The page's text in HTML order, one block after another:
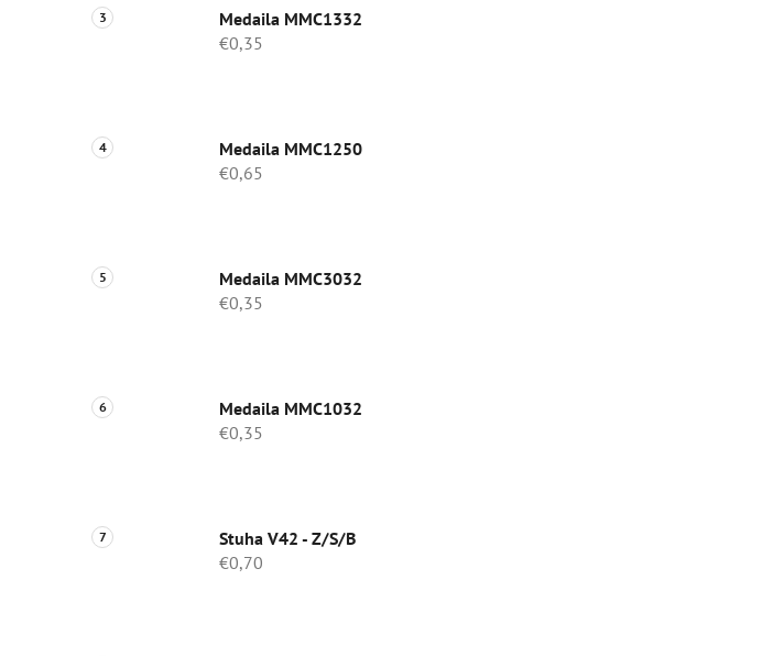
Medaila MMC1332
€0,35
Medaila MMC1250
€0,65
Medaila MMC3032
€0,35
Medaila MMC1032
€0,35
Stuha V42 - Z/S/B
€0,70